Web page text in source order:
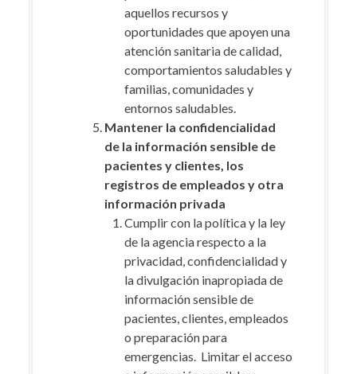
aquellos recursos y
oportunidades que apoyen una
atención sanitaria de calidad,
comportamientos saludables y
familias, comunidades y
entornos saludables.
Mantener la confidencialidad
de la información sensible de
pacientes y clientes, los
registros de empleados y otra
información privada
Cumplir con la política y la ley
de la agencia respecto a la
privacidad, confidencialidad y
la divulgación inapropiada de
información sensible de
pacientes, clientes, empleados
o preparación para
emergencias. Limitar el acceso